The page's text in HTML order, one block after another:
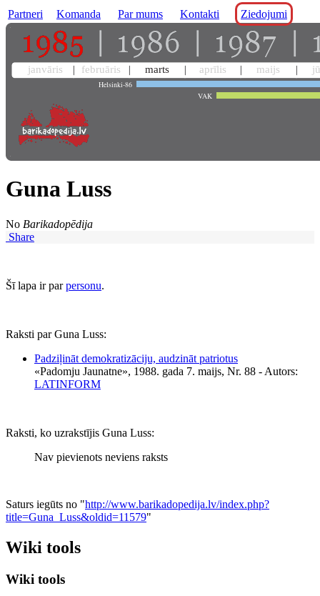
Partneri Komanda Par mums Kontakti Ziedojumi
janvāris februāris marts aprīlis maijs
Helsinki-86
VAK
Guna Luss
No Barikadopēdija
Share
Šī lapa ir parpersonu.
Raksti par Guna Luss:
Padziļināt demokratizāciju, audzināt patriotus
«Padomju Jaunatne», 1988. gada 7. maijs, Nr. 88 - Autors:
LATINFORM
Raksti, ko uzrakstījis Guna Luss:
Nav pievienots neviens raksts
Saturs iegūts no "http://www.barikadopedija.lv/index.php?
title=Guna_Luss&oldid=11579"
Wiki tools
Wiki tools